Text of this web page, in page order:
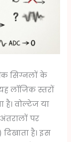
सिग्नलों के
लॉजिक स्तरों
वोल्टेज या
पर
है। इस